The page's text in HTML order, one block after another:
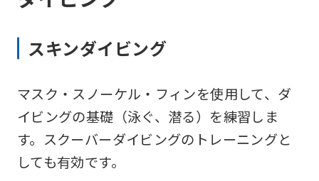
スキンダイビング
マスク・スノーケル・フィンを使用して、ダ
イビングの基礎（泳ぐ、潜る）を練習しま
す。スクーバーダイビングのトレーニングと
しても有効です。
foreigners
Central